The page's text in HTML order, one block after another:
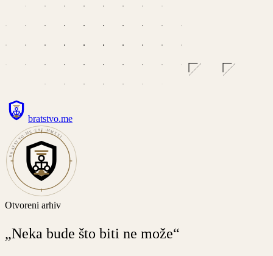
bratstvo.me
BRATSTVO·ME·EST·MMXXI
Otvoreni arhiv
„Neka bude što biti ne može“